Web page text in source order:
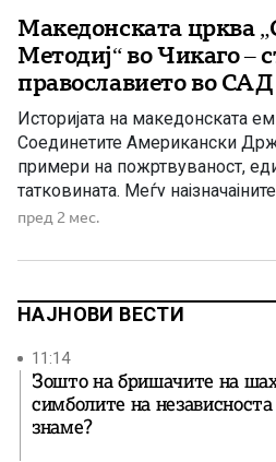
Македонската црква
Методиј“ во Чикаго –
православието во САД
Историјата на македонската
Соединетите Американски
примери на пожртвуваност,
татковината. Меѓу
симболи на Македонците во
претставуваат места каде што
народ. Еден од најпознатите
пред 2 мес.
НАЈНОВИ ВЕСТИ
11:14
Зошто на бришачите на
симболите на
знаме?